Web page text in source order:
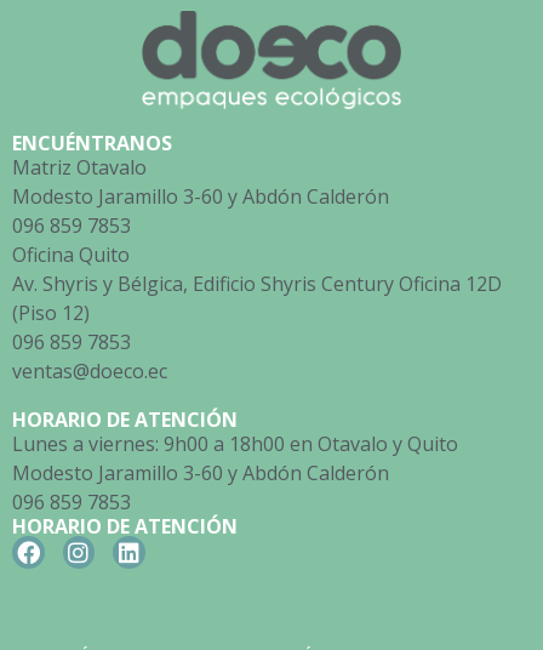
ENCUÉNTRANOS
Matriz Otavalo
Modesto Jaramillo 3-60 y Abdón Calderón
096 859 7853
Oficina Quito
Av. Shyris y Bélgica, Edificio Shyris Century Oficina 12D
(Piso 12)
096 859 7853
ventas@doeco.ec
HORARIO DE ATENCIÓN
Lunes a viernes: 9h00 a 18h00 en Otavalo y Quito
Modesto Jaramillo 3-60 y Abdón Calderón
096 859 7853
HORARIO DE ATENCIÓN